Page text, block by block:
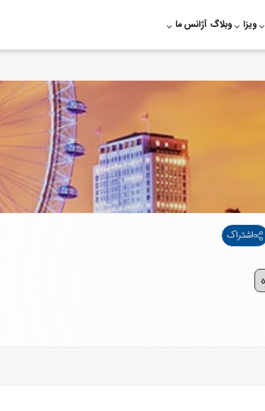
ویزا وبلاگ آژانس ما
اشتراک